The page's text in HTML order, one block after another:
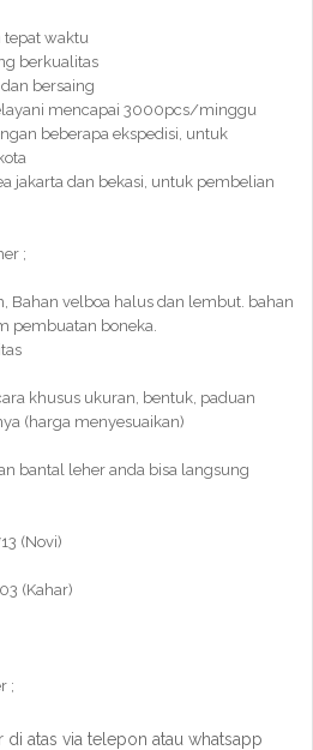
tepat waktu
berkualitas
bersaing
mencapai 3000pcs/minggu
beberapa ekspedisi, untuk
jakarta dan bekasi, untuk pembelian
;
Bahan velboa halus dan lembut. bahan
pembuatan boneka.
khusus ukuran, bentuk, paduan
(harga menyesuaikan)
bantal leher anda bisa langsung
(Novi)
(Kahar)
;
di atas via telepon atau whatsapp